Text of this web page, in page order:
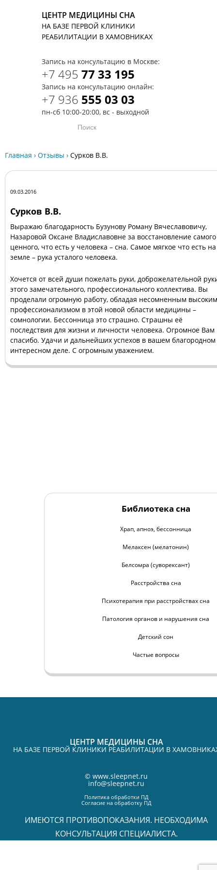
ЦЕНТР МЕДИЦИНЫ СНА
НА БАЗЕ ПЕРВОЙ КЛИНИКИ
РЕАБИЛИТАЦИИ В ХАМОВНИКАХ
Запись на консультацию в Москве:
+7 495 77 33 195
Запись на консультацию онлайн:
+7 936 555 03 03
пн-сб 10:00-20:00, вс - выходной
Главная › Отзывы › Сурков В.В.
09.03.2016
Сурков В.В.
Выражаю благодарность Бузунову Роману Вячеславовичу,
Назаровой Оксане Владиславовне за восстановление самого
ценного, что есть у человека – сна. Самое мягкое что есть на
земле – рука усталого человека.
Хочется от всей души пожелать руки, доброжелательной
этого замечательного, профессионального коллектива. Вы
проделали огромную работу, обладая несомненным высоким
профессионализмом в этой новой области медицины –
сомнологии. Бессонница это страшно. Страшны её
последствия для жизни и личности человека. Огромное Вам
спасибо. Удачи и дальнейших успехов в вашем
интересном деле. С огромным уважением.
Библиотека сна
Храп, апноэ, бессонница
Мелаксен (мелатонин)
Белсомра (суворексант)
Расстройства сна
Психотерапия при расстройствах сна
Патология органов и нарушения сна
Детский сон
Частые вопросы
ЦЕНТР МЕДИЦИНЫ СНА
НА БАЗЕ ПЕРВОЙ КЛИНИКИ РЕАБИЛИТАЦИИ В
© www.sleepnet.ru
info@sleepnet.ru
Политика обработки ПД
Согласие на обработку ПД
ИМЕЮТСЯ ПРОТИВОПОКАЗАНИЯ. НЕОБХОДИМА
КОНСУЛЬТАЦИЯ СПЕЦИАЛИСТА.